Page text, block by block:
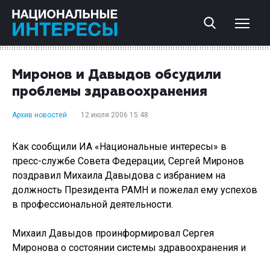
Миронов и Давыдов обсудили
проблемы здравоохранения
Архив новостей 12 июля 2006 15:48
Как сообщили ИА «Национальные интересы» в
пресс-службе Совета Федерации, Сергей Миронов
поздравил Михаила Давыдова с избранием на
должность Президента РАМН и пожелал ему успехов
в профессиональной деятельности.
Михаил Давыдов проинформировал Сергея
Миронова о состоянии системы здравоохранения и